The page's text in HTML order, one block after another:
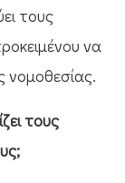
τους
να
νομοθεσίας.
τους